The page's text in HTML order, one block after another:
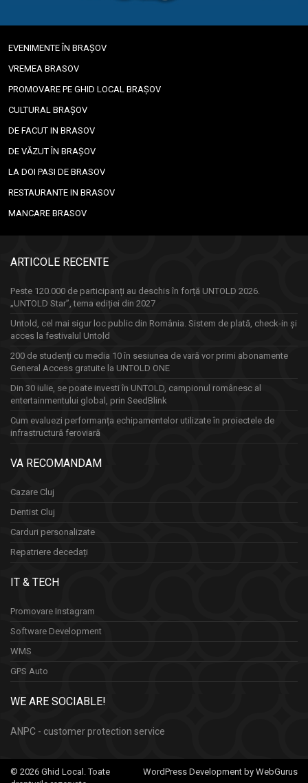
EVENIMENTE ÎN BRAȘOV
VREMEA BRASOV
PROMOVARE PE GHID LOCAL BRAȘOV
CULTURAL BRAȘOV
DE FACUT IN BRASOV
DE VĂZUT ÎN BRAȘOV
LA DOI PASI DE BRASOV
RESTAURANTE IN BRASOV
MANCARE BRASOV
ARTICOLE RECENTE
Peste 120.000 de participanți au deschis în forță UNTOLD 2026.
„UNTOLD Star”, tema ediției din 2027
Untold, cel mai sigur loc public din România. Sistem de plată, check-in și
acces la festivalul Untold
200 de studenți cu media 10 în sesiunea de vară vor primi abonamente
General Access gratuite la UNTOLD ONE
Din 30 iulie, se poate investi în UNTOLD, campionul românesc al
entertainmentului global, prin SeedBlink
Cum evaluezi performanța echipamentelor utilizate în proiectele de
infrastructură feroviară
VA RECOMANDAM
Cazare Cluj
Dentist Cluj
Carduri personalizate
Repatriere decedați
IT & TECH
Promovare Instagram
Software Development
WMS
GPS Auto
WE ARE SOCIABLE!
ANPC - customer protection service
WordPress Development by WebGurus
© 2026 Ghid Local. Toate